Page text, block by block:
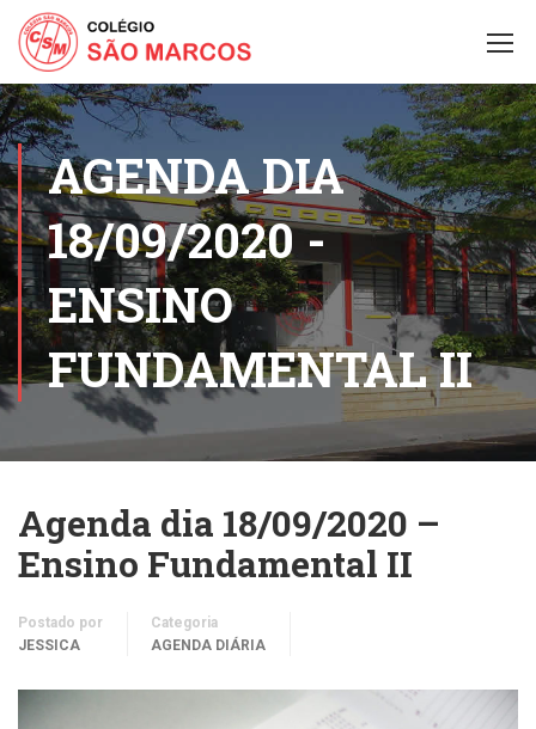
AGENDA DIA
18/09/2020 -
ENSINO
FUNDAMENTAL II
Agenda dia 18/09/2020 –
Ensino Fundamental II
Postado por
JESSICA
Categoria
AGENDA DIÁRIA